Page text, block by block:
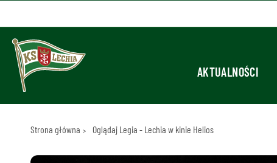
AKTUALNOŚCI
Strona główna Oglądaj Legia - Lechia w kinie Helios